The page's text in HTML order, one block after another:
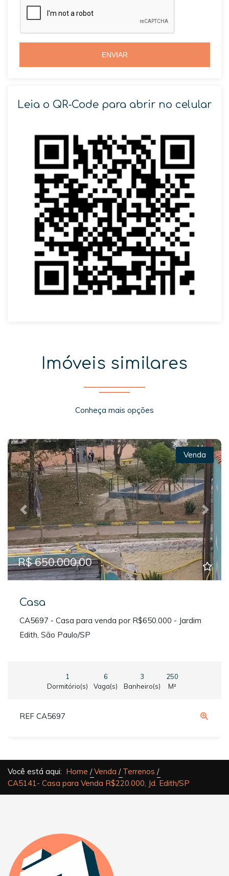
i
5
5
ENVIAR
Leia o QR-Code para abrir no celular
Imóveis similares
Conheça mais opções
Previous Next
Venda
R$ 650.000,00
Casa
CA5697 - Casa para venda por R$650.000 - Jardim
Edith, São Paulo/SP
1
Dormitório(s)
6
Vaga(s)
3
Banheiro(s)
250
M²
REF CA5697
Você está aqui: Home Venda
Terrenos
CA5141- Casa para Venda R$220.000, Jd. Edith/SP